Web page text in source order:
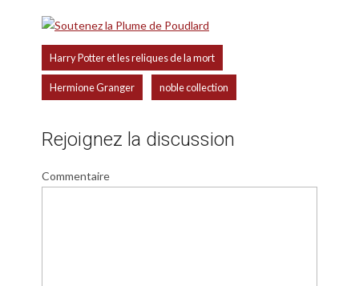
Harry Potter et les reliques de la mort
Hermione Granger noble collection
Rejoignez la discussion
Commentaire